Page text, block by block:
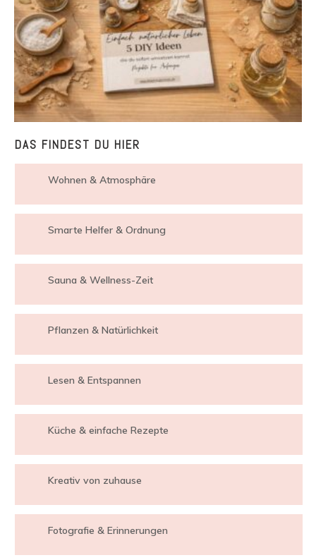
DAS FINDEST DU HIER
Wohnen & Atmosphäre
Smarte Helfer & Ordnung
Sauna & Wellness-Zeit
Pflanzen & Natürlichkeit
Lesen & Entspannen
Küche & einfache Rezepte
Kreativ von zuhause
Fotografie & Erinnerungen